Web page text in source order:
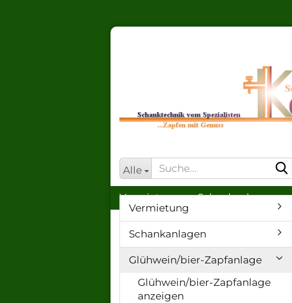
Alle
Vermietung Schankanlagen
CO², Druckm., KEG
Schläuche
Vermietung
Schankanlagen
Glühwein/bier-Zapfanlage
Glühwein/bier-Zapfanlage
anzeigen